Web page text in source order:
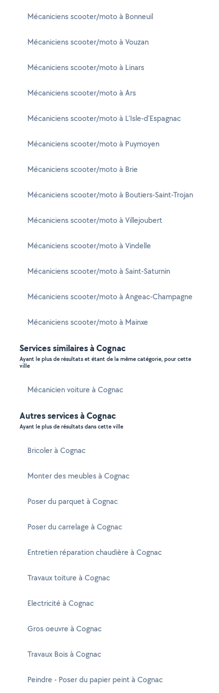
Mécaniciens scooter/moto à Bonneuil
Mécaniciens scooter/moto à Vouzan
Mécaniciens scooter/moto à Linars
Mécaniciens scooter/moto à Ars
Mécaniciens scooter/moto à L'Isle-d'Espagnac
Mécaniciens scooter/moto à Puymoyen
Mécaniciens scooter/moto à Brie
Mécaniciens scooter/moto à Boutiers-Saint-Trojan
Mécaniciens scooter/moto à Villejoubert
Mécaniciens scooter/moto à Vindelle
Mécaniciens scooter/moto à Saint-Saturnin
Mécaniciens scooter/moto à Angeac-Champagne
Mécaniciens scooter/moto à Mainxe
Services similaires à Cognac
Ayant le plus de résultats et étant de la même catégorie, pour cette
ville
Mécanicien voiture à Cognac
Autres services à Cognac
Ayant le plus de résultats dans cette ville
Bricoler à Cognac
Monter des meubles à Cognac
Poser du parquet à Cognac
Poser du carrelage à Cognac
Entretien réparation chaudière à Cognac
Travaux toiture à Cognac
Electricité à Cognac
Gros oeuvre à Cognac
Travaux Bois à Cognac
Peindre - Poser du papier peint à Cognac